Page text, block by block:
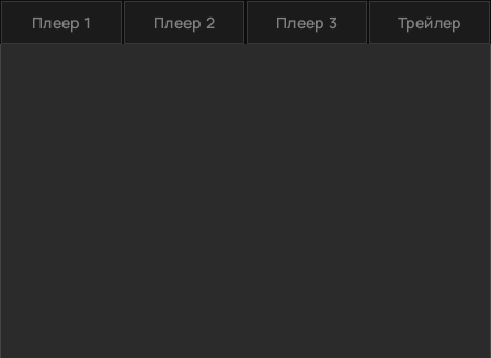
Плеер 1 Плеер 2 Плеер 3 Трейлер